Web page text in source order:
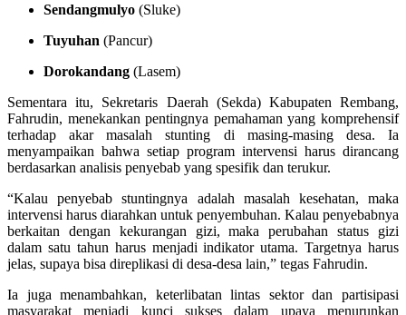
Sendangmulyo (Sluke)
Tuyuhan (Pancur)
Dorokandang (Lasem)
Sementara itu, Sekretaris Daerah (Sekda) Kabupaten Rembang,
Fahrudin, menekankan pentingnya pemahaman yang komprehensif
terhadap akar masalah stunting di masing-masing desa. Ia
menyampaikan bahwa setiap program intervensi harus dirancang
berdasarkan analisis penyebab yang spesifik dan terukur.
“Kalau penyebab stuntingnya adalah masalah kesehatan, maka
intervensi harus diarahkan untuk penyembuhan. Kalau penyebabnya
berkaitan dengan kekurangan gizi, maka perubahan status gizi
dalam satu tahun harus menjadi indikator utama. Targetnya harus
jelas, supaya bisa direplikasi di desa-desa lain,” tegas Fahrudin.
Ia juga menambahkan, keterlibatan lintas sektor dan partisipasi
masyarakat menjadi kunci sukses dalam upaya menurunkan